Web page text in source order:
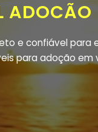
ADOCÃO
e confiável para
para adoção em